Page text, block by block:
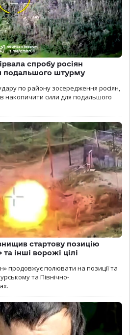
спробу росіян
подальшого штурму
по району зосередження росіян,
накопичити сили для подальшого
стартову позицію
інші ворожі цілі
продовжує полювати на позиції та
та Північно-